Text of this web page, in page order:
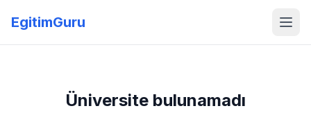
EgitimGuru
Üniversite bulunamadı